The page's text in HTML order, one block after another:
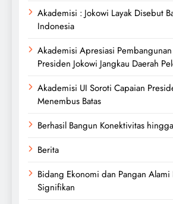
Akademisi : Jokowi Layak Disebut
Indonesia
Akademisi Apresiasi
Presiden Jokowi Jangkau Daerah
Akademisi UI Soroti Capaian
Menembus Batas
Berhasil Bangun Konektivitas
Berita
Bidang Ekonomi dan Pangan Alami
Signifikan